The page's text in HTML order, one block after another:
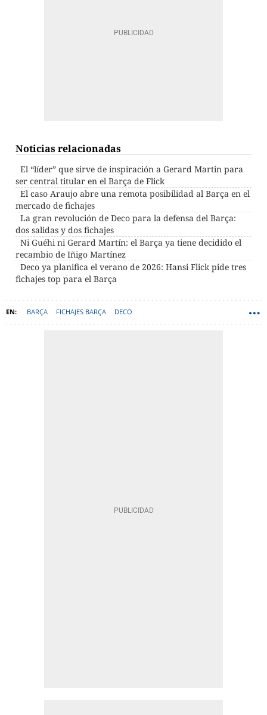
Noticias relacionadas
El “líder” que sirve de inspiración a Gerard Martin para
ser central titular en el Barça de Flick
El caso Araujo abre una remota posibilidad al Barça en el
mercado de fichajes
La gran revolución de Deco para la defensa del Barça:
dos salidas y dos fichajes
Ni Guéhi ni Gerard Martín: el Barça ya tiene decidido el
recambio de Iñigo Martínez
Deco ya planifica el verano de 2026: Hansi Flick pide tres
fichajes top para el Barça
BARÇA FICHAJES BARÇA DECO